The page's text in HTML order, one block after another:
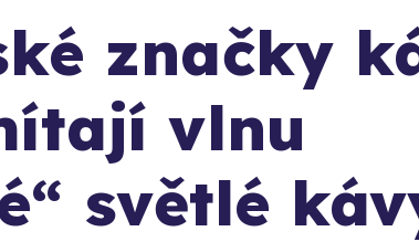
značky
vlnu
světlé